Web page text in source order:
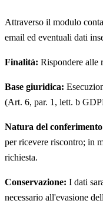
Attraverso il modulo
email ed eventuali dati
Finalità: Rispondere alle
Base giuridica:
(Art. 6, par. 1, lett. b
Natura del
per ricevere riscontro; in
richiesta.
Conservazione: I dati
necessario all'evasione